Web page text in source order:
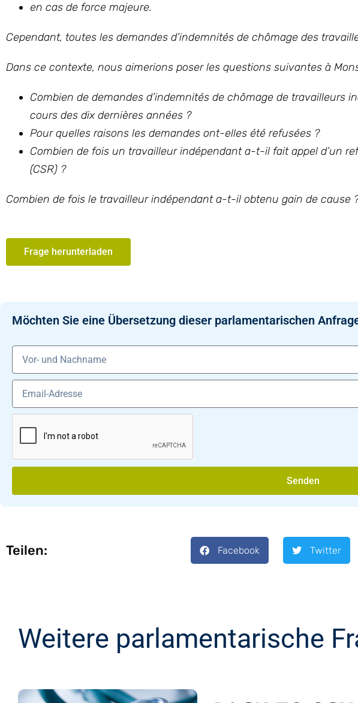
en cas de force majeure.
Cependant, toutes les demandes d’indemnités de chômage des
Dans ce contexte, nous aimerions poser les questions suivantes à
Combien de demandes d’indemnités de chômage de travailleurs
cours des dix dernières années ?
Pour quelles raisons les demandes ont-elles été refusées ?
Combien de fois un travailleur indépendant a-t-il fait appel d’un
(CSR) ?
Combien de fois le travailleur indépendant a-t-il obtenu gain de cause
Frage herunterladen
Möchten Sie eine Übersetzung dieser parlamentarischen
Senden
Teilen: Facebook Twitter
Weitere parlamentarische